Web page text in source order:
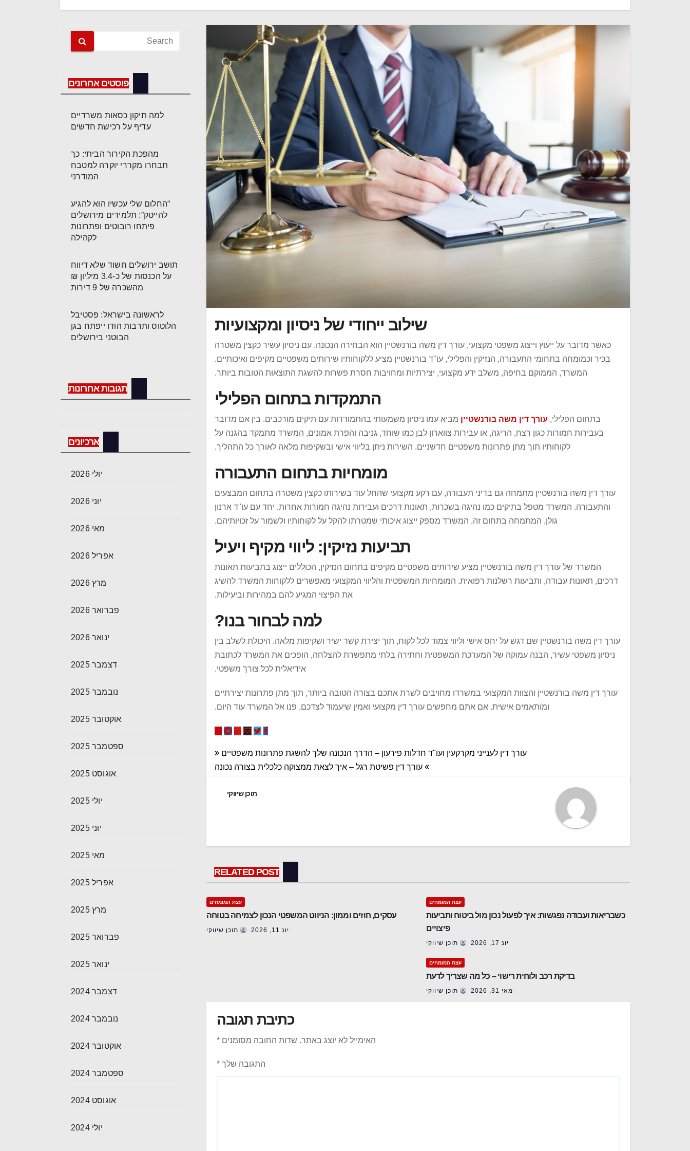
שילוב ייחודי של ניסיון ומקצועיות
כאשר מדובר על ייעוץ וייצוג משפטי מקצועי, עורך דין משה בורנשטיין הוא הבחירה הנכונה. עם ניסיון עשיר כקצין משטרה
בכיר וכמומחה בתחומי התעבורה, הנזיקין והפלילי, עו"ד בורנשטיין מציע ללקוחותיו שירותים משפטיים מקיפים ואיכותיים.
המשרד, הממוקם בחיפה, משלב ידע מקצועי, יצירתיות ומחויבות חסרת פשרות להשגת התוצאות הטובות ביותר.
התמקדות בתחום הפלילי
בתחום הפלילי, עורך דין משה בורנשטיין מביא עמו ניסיון משמעותי בהתמודדות עם תיקים מורכבים. בין אם מדובר
בעבירות חמורות כגון רצח, הריגה, או עבירות צווארון לבן כמו שוחד, גניבה והפרת אמונים, המשרד מתמקד בהגנה על
לקוחותיו תוך מתן פתרונות משפטיים חדשניים. השירות ניתן בליווי אישי ובשקיפות מלאה לאורך כל התהליך.
מומחיות בתחום התעבורה
עורך דין משה בורנשטיין מתמחה גם בדיני תעבורה, עם רקע מקצועי שהחל עוד בשירותו כקצין משטרה בתחום המבצעים
והתעבורה. המשרד מטפל בתיקים כמו נהיגה בשכרות, תאונות דרכים ועבירות נהיגה חמורות אחרות. יחד עם עו"ד ארנון
גולן, המתמחה בתחום זה, המשרד מספק ייצוג איכותי שמטרתו להקל על לקוחותיו ולשמור על זכויותיהם.
תביעות נזיקין: ליווי מקיף ויעיל
המשרד של עורך דין משה בורנשטיין מציע שירותים משפטיים מקיפים בתחום הנזיקין, הכוללים ייצוג בתביעות תאונות
דרכים, תאונות עבודה, ותביעות רשלנות רפואית. המומחיות המשפטית והליווי המקצועי מאפשרים ללקוחות המשרד להשיג
את הפיצוי המגיע להם במהירות וביעילות.
למה לבחור בנו?
עורך דין משה בורנשטיין שם דגש על יחס אישי וליווי צמוד לכל לקוח, תוך יצירת קשר ישיר ושקיפות מלאה. היכולת לשלב בין
ניסיון משפטי עשיר, הבנה עמוקה של המערכת המשפטית וחתירה בלתי מתפשרת להצלחה, הופכים את המשרד לכתובת
אידיאלית לכל צורך משפטי.
עורך דין משה בורנשטיין והצוות המקצועי במשרדו מחויבים לשרת אתכם בצורה הטובה ביותר, תוך מתן פתרונות יצירתיים
ומותאמים אישית. אם אתם מחפשים עורך דין מקצועי ואמין שיעמוד לצדכם, פנו אל המשרד עוד היום.
עורך דין לענייני מקרקעין ועו"ד חדלות פירעון – הדרך הנכונה שלך להשגת פתרונות משפטיים
עורך דין פשיטת רגל – איך לצאת ממצוקה כלכלית בצורה נכונה
תוכן שיווקי
RELATED POST
עצת המומחים
כשבריאות ועבודה נפגשות: איך לפעול נכון מול ביטוח ותביעות
פיצויים
יונ 17, 2026 תוכן שיווקי
עצת המומחים
עסקים, חוזים וממון: הניווט המשפטי הנכון לצמיחה בטוחה
יונ 11, 2026 תוכן שיווקי
עצת המומחים
בדיקת רכב ולוחית רישוי – כל מה שצריך לדעת
מאי 31, 2026 תוכן שיווקי
כתיבת תגובה
האימייל לא יוצג באתר. שדות החובה מסומנים *
התגובה שלך *
פוסטים אחרונים
למה תיקון כסאות משרדיים
עדיף על רכישת חדשים
מהפכת הקירור הביתי: כך
תבחרו מקררי יוקרה למטבח
המודרני
“החלום שלי עכשיו הוא להגיע
להייטק”: תלמידים מירושלים
פיתחו רובוטים ופתרונות
לקהילה
תושב ירושלים חשוד שלא דיווח
על הכנסות של כ-3.4 מיליון ₪
מהשכרה של 9 דירות
לראשונה בישראל: פסטיבל
הלוטוס ותרבות הודו ייפתח בגן
הבוטני בירושלים
תגובות אחרונות
ארכיונים
יולי 2026
יוני 2026
מאי 2026
אפריל 2026
מרץ 2026
פברואר 2026
ינואר 2026
דצמבר 2025
נובמבר 2025
אוקטובר 2025
ספטמבר 2025
אוגוסט 2025
יולי 2025
יוני 2025
מאי 2025
אפריל 2025
מרץ 2025
פברואר 2025
ינואר 2025
דצמבר 2024
נובמבר 2024
אוקטובר 2024
ספטמבר 2024
אוגוסט 2024
יולי 2024